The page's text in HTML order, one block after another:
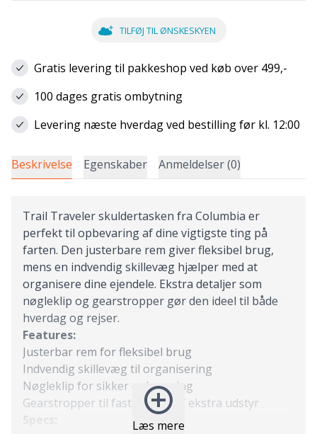
TILFØJ TIL ØNSKESKYEN
Gratis levering til pakkeshop ved køb over 499,-
100 dages gratis ombytning
Levering næste hverdag ved bestilling før kl. 12:00
Beskrivelse Egenskaber Anmeldelser (0)
Læs mere
Trail Traveler skuldertasken fra Columbia er
perfekt til opbevaring af dine vigtigste ting på
farten. Den justerbare rem giver fleksibel brug,
mens en indvendig skillevæg hjælper med at
organisere dine ejendele. Ekstra detaljer som
nøgleklip og gearstropper gør den ideel til både
hverdag og rejser.
Features:
Justerbar rem for fleksibel brug
Indvendig skillevæg til organisering
Nøgleklip for sikker opbevaring
Gearstropper til fastgørelse af ekstra udstyr
Specs: